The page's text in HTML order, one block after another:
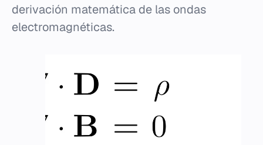
derivación matemática de las ondas
electromagnéticas.